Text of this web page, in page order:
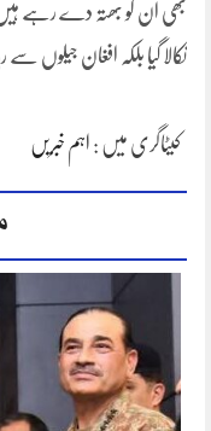
بھی ان کو بھتہ دے رہے
نکالا گیا بلکہ افغان جیلوں سے
کیٹاگری میں : اہم خبریں